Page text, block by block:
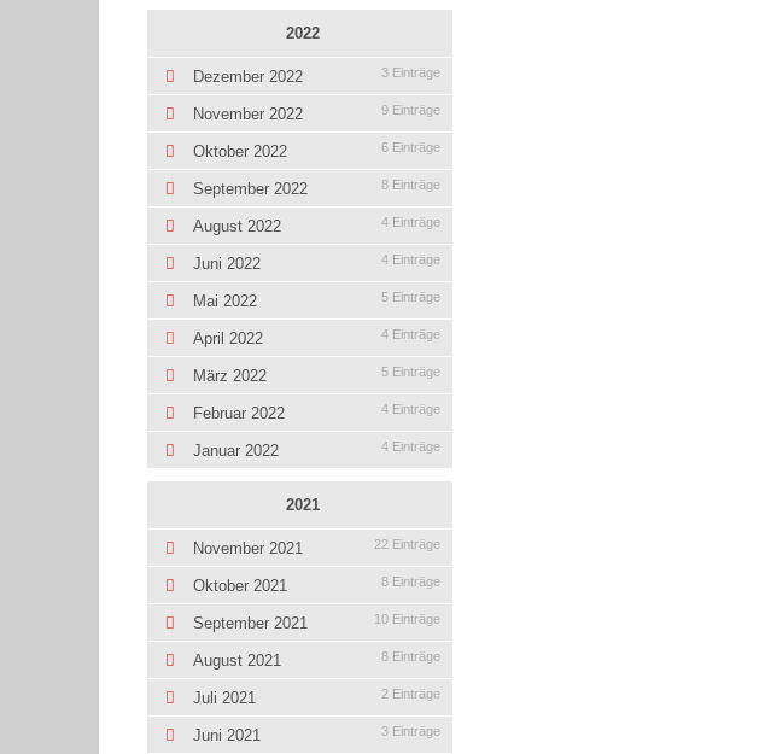
2022
Dezember 2022 3 Einträge
November 2022 9 Einträge
Oktober 2022 6 Einträge
September 2022 8 Einträge
August 2022 4 Einträge
Juni 2022 4 Einträge
Mai 2022 5 Einträge
April 2022 4 Einträge
März 2022 5 Einträge
Februar 2022 4 Einträge
Januar 2022 4 Einträge
2021
November 2021 22 Einträge
Oktober 2021 8 Einträge
September 2021 10 Einträge
August 2021 8 Einträge
Juli 2021 2 Einträge
Juni 2021 3 Einträge